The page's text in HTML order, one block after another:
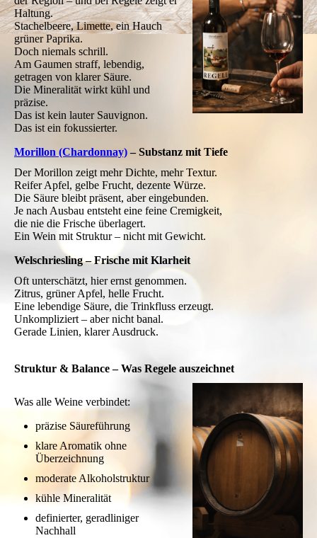
Haltung.
Stachelbeere, Limette, ein Hauch
grüner Paprika.
Doch niemals schrill.
Am Gaumen straff, lebendig,
getragen von klarer Säure.
Die Mineralität wirkt kühl und
präzise.
Das ist kein lauter Sauvignon.
Das ist ein fokussierter.
Morillon (Chardonnay)– Substanz mit Tiefe
Der Morillon zeigt mehr Dichte, mehr Textur.
Reifer Apfel, gelbe Frucht, dezente Würze.
Die Säure bleibt präsent, aber eingebunden.
Je nach Ausbau entsteht eine feine Cremigkeit,
die nie die Frische überlagert.
Ein Wein mit Struktur – nicht mit Gewicht.
Welschriesling – Frische mit Klarheit
Oft unterschätzt, hier ernst genommen.
Zitrus, grüner Apfel, helle Frucht.
Eine lebendige Säure, die Trinkfluss erzeugt.
Unkompliziert – aber nicht banal.
Gerade Linien, klarer Ausdruck.
Struktur & Balance – Was Regele auszeichnet
Was alle Weine verbindet:
präzise Säureführung
klare Aromatik ohne
Überzeichnung
moderate Alkoholstruktur
kühle Mineralität
definierter, geradliniger
Nachhall